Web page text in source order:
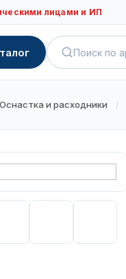
лицами и ИП
Оснастка и расходники /